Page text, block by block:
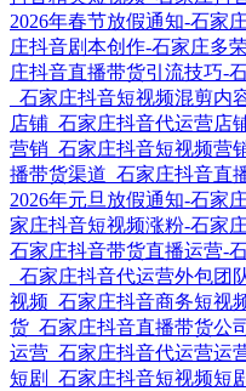
2026年春节放假通知-石家
庄抖音剧本创作-石家庄多
庄抖音直播带货引流技巧-
_石家庄抖音短视频混剪内
店铺_石家庄抖音代运营店
营销_石家庄抖音短视频营
播带货渠道_石家庄抖音直
2026年元旦放假通知-石家
家庄抖音短视频涨粉-石家
石家庄抖音带货直播运营-
_石家庄抖音代运营外包团
视频_石家庄抖音商务短视
货_石家庄抖音直播带货公
运营_石家庄抖音代运营运
短剧_石家庄抖音短视频短